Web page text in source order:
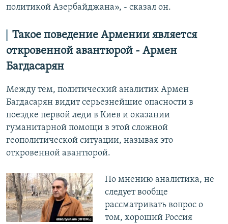
политикой Азербайджана», - сказал он.
Такое поведение Армении является
откровенной авантюрой - Армен
Багдасарян
Между тем, политический аналитик Армен
Багдасарян видит серьезнейшие опасности в
поездке первой леди в Киев и оказании
гуманитарной помощи в этой сложной
геополитической ситуации, называя это
откровенной авантюрой.
По мнению аналитика, не
следует вообще
рассматривать вопрос о
том, хороший Россия